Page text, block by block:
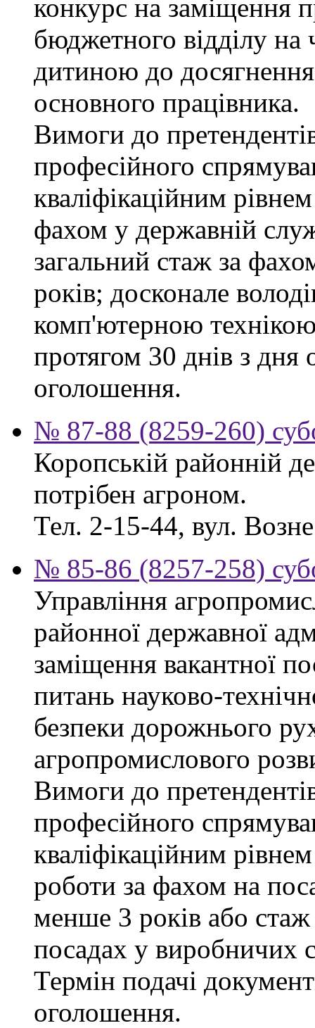
конкурс на заміщення
бюджетного відділу на
дитиною до
основного працівника.
Вимоги до
професійного
кваліфікаційним
фахом у державній
загальний стаж за
років; досконале
комп'ютерною
протягом 30 днів з дня
оголошення.
№ 87-88 (8259-260)
Коропській районній
потрібен агроном.
Тел. 2-15-44, вул.
№ 85-86 (8257-258)
Управління
районної державної
заміщення вакантної
питань науково-
безпеки дорожнього
агропромислового
Вимоги до
професійного
кваліфікаційним
роботи за фахом на
менше 3 років або
посадах у виробничих
Термін подачі
оголошення.